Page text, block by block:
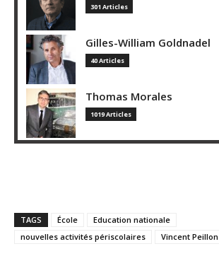
301 Articles
Gilles-William Goldnadel
40 Articles
Thomas Morales
1019 Articles
TAGS École
Education nationale
nouvelles activités périscolaires
Vincent Peillon